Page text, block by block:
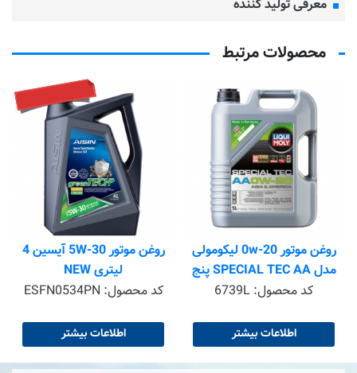
معرفی تولید کننده
محصولات مرتبط
روغن موتور 0w-20 لیکومولی
مدل SPECIAL TEC AA پنج
لیتری
کد محصول: 6739L
اطلاعات بیشتر
تماس بگیرید
روغن موتور 5W-30 آیسین 4
لیتری NEW
کد محصول: ESFN0534PN
اطلاعات بیشتر